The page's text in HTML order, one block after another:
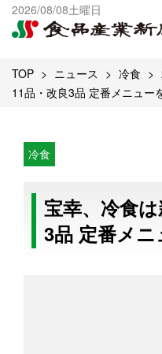
2026/08/08土曜日
出版物一覧へ
試読・購読申し込み
TOP ニュース 冷食
11品・改良3品 定番メニュー
冷食
宝幸、冷食
3品 定番メニ